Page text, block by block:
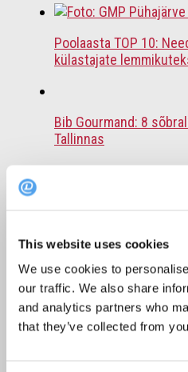
This website uses cookies
We use cookies to
our traffic. We also share
and analytics partners who
that they’ve collected from
Poolaasta TOP 10:
külastajate
Bib Gourmand: 8
Tallinnas
Tallinna väliterrassid –
einestada